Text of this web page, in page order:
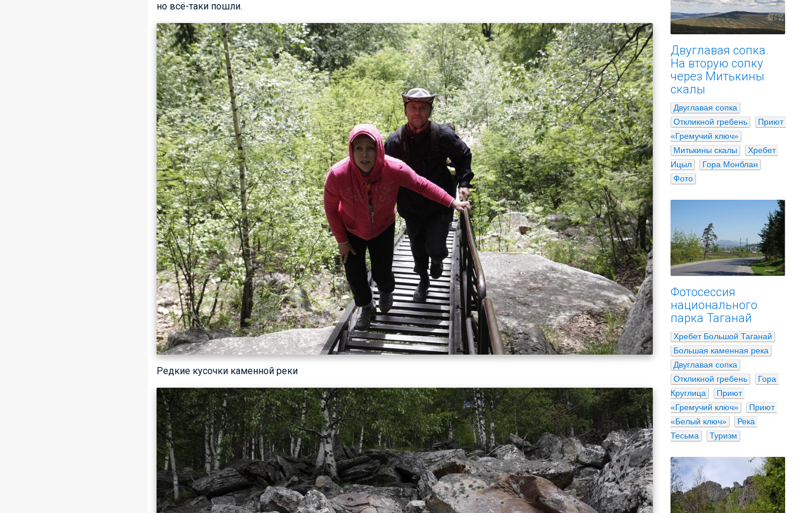
но всё-таки пошли.
Редкие кусочки каменной реки
Двуглавая сопка.
На вторую сопку
через Митькины
скалы
Двуглавая сопка
Откликной гребень
Приют
«Гремучий ключ»
Митькины скалы
Хребет
Ицыл
Гора Монблан
Фото
Фотосессия
национального
парка Таганай
Хребет Большой Таганай
Большая каменная река
Двуглавая сопка
Откликной гребень
Гора
Круглица
Приют
«Гремучий ключ»
Приют
«Белый ключ»
Река
Тесьма
Туризм